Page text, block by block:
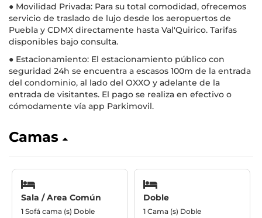
● Movilidad Privada: Para su total comodidad, ofrecemos
servicio de traslado de lujo desde los aeropuertos de
Puebla y CDMX directamente hasta Val'Quirico. Tarifas
disponibles bajo consulta.
● Estacionamiento: El estacionamiento público con
seguridad 24h se encuentra a escasos 100m de la entrada
del condominio, al lado del OXXO y adelante de la
entrada de visitantes. El pago se realiza en efectivo o
cómodamente vía app Parkimovil.
Camas
Sala / Area Común
1 Sofá cama (s) Doble
Doble
1 Cama (s) Doble